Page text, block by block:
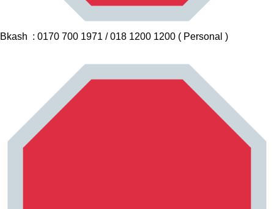
Bkash : 0170 700 1971 / 018 1200 1200 ( Personal )